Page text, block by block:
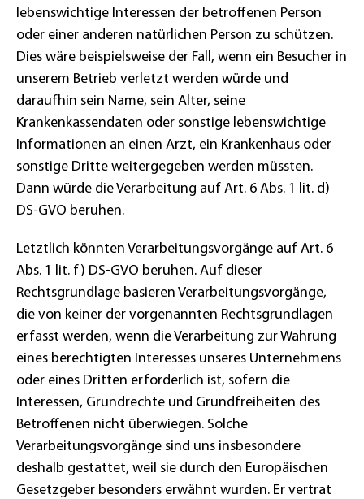
lebenswichtige Interessen der betroffenen Person
oder einer anderen natürlichen Person zu schützen.
Dies wäre beispielsweise der Fall, wenn ein Besucher in
unserem Betrieb verletzt werden würde und
daraufhin sein Name, sein Alter, seine
Krankenkassendaten oder sonstige lebenswichtige
Informationen an einen Arzt, ein Krankenhaus oder
sonstige Dritte weitergegeben werden müssten.
Dann würde die Verarbeitung auf Art. 6 Abs. 1 lit. d)
DS-GVO beruhen.
Letztlich könnten Verarbeitungsvorgänge auf Art. 6
Abs. 1 lit. f) DS-GVO beruhen. Auf dieser
Rechtsgrundlage basieren Verarbeitungsvorgänge,
die von keiner der vorgenannten Rechtsgrundlagen
erfasst werden, wenn die Verarbeitung zur Wahrung
eines berechtigten Interesses unseres Unternehmens
oder eines Dritten erforderlich ist, sofern die
Interessen, Grundrechte und Grundfreiheiten des
Betroffenen nicht überwiegen. Solche
Verarbeitungsvorgänge sind uns insbesondere
deshalb gestattet, weil sie durch den Europäischen
Gesetzgeber besonders erwähnt wurden. Er vertrat